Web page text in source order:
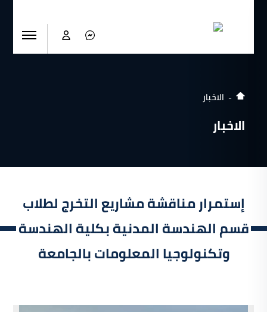
الاخبار
الاخبار
إستمرار مناقشة مشاريع التخرج لطلاب
قسم الهندسة المدنية بكلية الهندسة
وتكنولوجيا المعلومات بالجامعة